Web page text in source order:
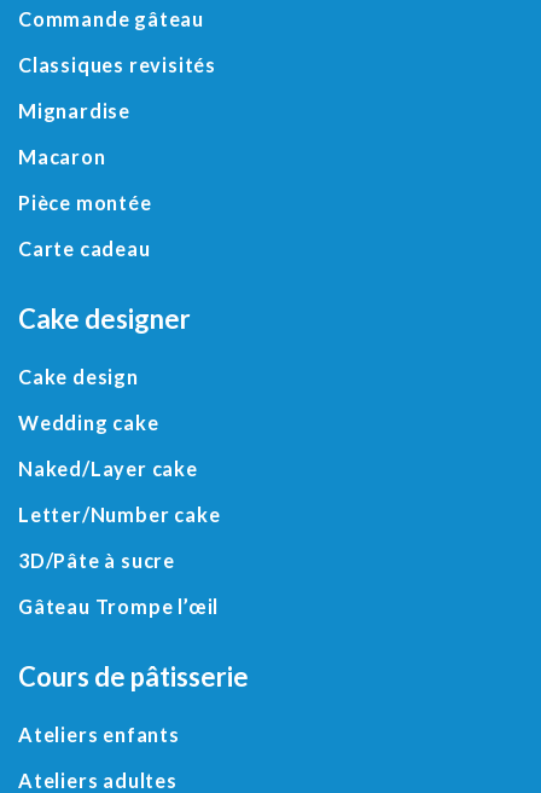
Commande gâteau
Classiques revisités
Mignardise
Macaron
Pièce montée
Carte cadeau
Cake designer
Cake design
Wedding cake
Naked/Layer cake
Letter/Number cake
3D/Pâte à sucre
Gâteau Trompe l’œil
Cours de pâtisserie
Ateliers enfants
Ateliers adultes